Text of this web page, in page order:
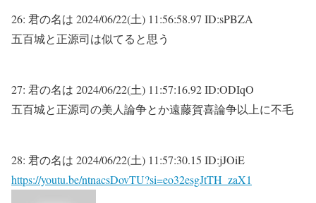
26: 君の名は 2024/06/22(土) 11:56:58.97 ID:sPBZA
五百城と正源司は似てると思う
27: 君の名は 2024/06/22(土) 11:57:16.92 ID:ODIqO
五百城と正源司の美人論争とか遠藤賀喜論争以上に不毛
28: 君の名は 2024/06/22(土) 11:57:30.15 ID:jJOiE
https://youtu.be/ntnacsDovTU?si=eo32esgJtTH_zaX1